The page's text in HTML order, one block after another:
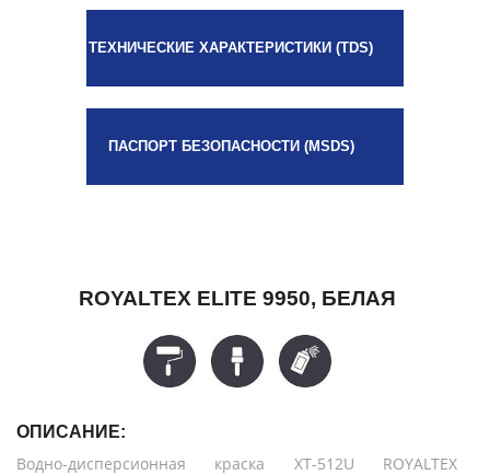
ТЕХНИЧЕСКИЕ ХАРАКТЕРИСТИКИ (TDS)
ПАСПОРТ БЕЗОПАСНОСТИ (MSDS)
ROYALTEX ELITE 9950, БЕЛАЯ
ОПИСАНИЕ:
Водно-дисперсионная краска XT-512U ROYALTEX